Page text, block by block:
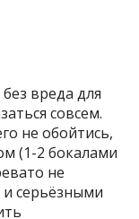
вреда для
совсем.
не обойтись,
(1-2 бокалами
не
серьёзными